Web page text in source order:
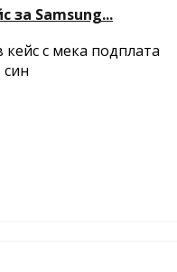
за Samsung...
с мека подплата
син